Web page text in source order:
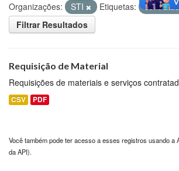
Organizações: STI Etiquetas:
Filtrar Resultados
Requisição de Material
Requisições de materiais e serviços
CSV PDF
Você também pode ter acesso a esses registros usando a
da API).